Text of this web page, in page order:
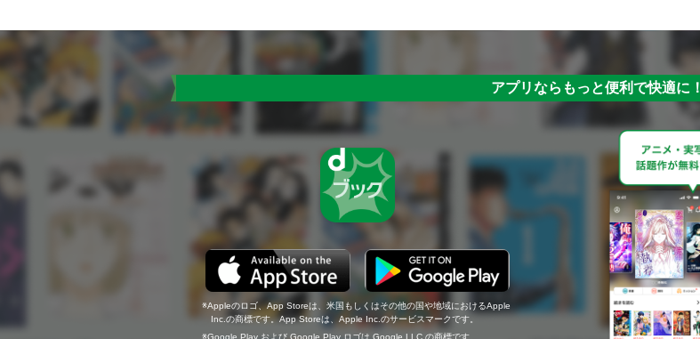
アプリならもっと便利で快適に！
Appleのロゴ、App Storeは、米国もしくはその他の国や地域におけるApple
Inc.の商標です。App Storeは、Apple Inc.のサービスマークです。
Google Play および Google Play ロゴは Google LLC の商標です。